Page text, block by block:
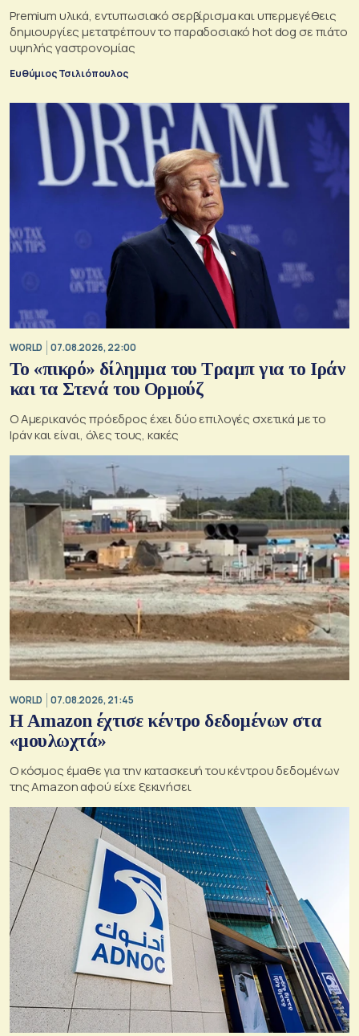
Premium υλικά, εντυπωσιακό σερβίρισμα και υπερμεγέθεις
δημιουργίες μετατρέπουν το παραδοσιακό hot dog σε πιάτο
υψηλής γαστρονομίας
Ευθύμιος Τσιλιόπουλος
WORLD 07.08.2026, 22:00
Το «πικρό» δίλημμα του Τραμπ για το Ιράν
και τα Στενά του Ορμούζ
Ο Αμερικανός πρόεδρος έχει δύο επιλογές σχετικά με το
Ιράν και είναι, όλες τους, κακές
WORLD 07.08.2026, 21:45
Η Amazon έχτισε κέντρο δεδομένων στα
«μουλωχτά»
Ο κόσμος έμαθε για την κατασκευή του κέντρου δεδομένων
της Amazon αφού είχε ξεκινήσει